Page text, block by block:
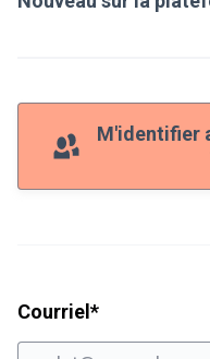
M'identifier
Courriel *Champ